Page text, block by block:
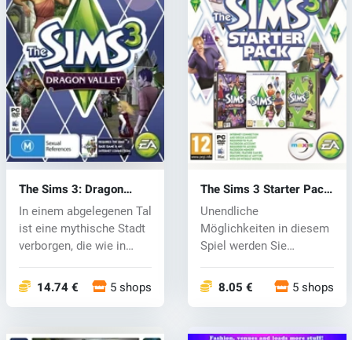
The Sims 3: Dragon
Valley (PC) CD key
In einem abgelegenen Tal
ist eine mythische Stadt
verborgen, die wie in
14.74 € 5 shops
The Sims 3 Starter Pack
(PC) CD key
Unendliche
Möglichkeiten in diesem
Spiel werden Sie
8.05 € 5 shops